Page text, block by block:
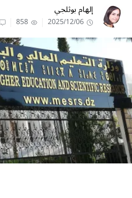
إلهام بوثلجي
2025/12/06
858